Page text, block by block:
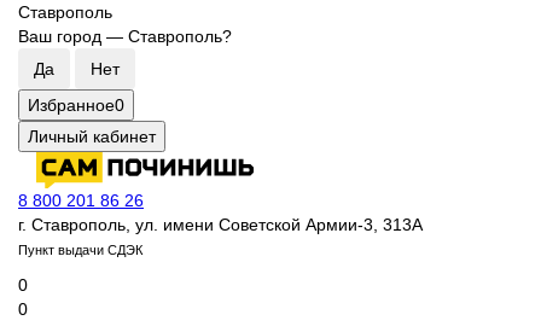
Ставрополь
Ваш город — Ставрополь?
Избранное0
Личный кабинет
8 800 201 86 26
г. Ставрополь, ул. имени Советской Армии-3, 313А
Пункт выдачи СДЭК
0
0